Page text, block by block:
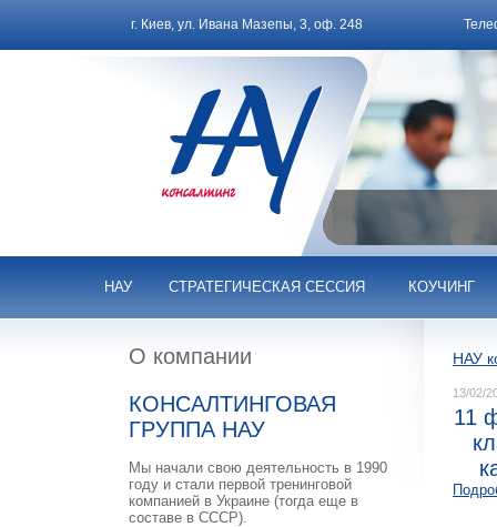
г. Киев, ул. Ивана Мазепы, 3, оф. 248
НАУ СТРАТЕГИЧЕСКАЯ СЕССИЯ КОУЧИНГ
О компании
КОНСАЛТИНГОВАЯ
ГРУППА НАУ
Мы начали свою деятельность в 1990
году и стали первой тренинговой
компанией в Украине (тогда еще в
составе в СССР).
НАУ
13/02/
11